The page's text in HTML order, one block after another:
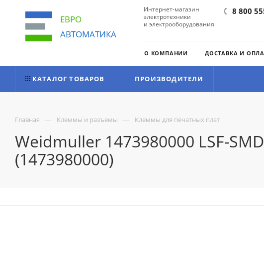
ЕВРО
АВТОМАТИКА
Интернет-магазин
электротехники
и электрооборудования
8 800
О КОМПАНИИ ДОСТАВКА И
КАТАЛОГ ТОВАРОВ ПРОИЗВОДИТЕЛИ
Главная — Клеммы и разъемы — Клеммы для печатных плат
Weidmuller 1473980000 LSF-
(1473980000)